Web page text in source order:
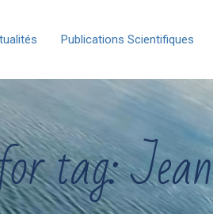
Publications Scientifiques
tag: